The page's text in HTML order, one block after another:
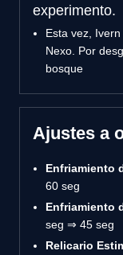
experimento.
Esta vez,
Nexo. Por
bosque
Ajustes a
Enfriamiento
60 seg
Enfriamiento
seg ⇒ 45 seg
Relicario